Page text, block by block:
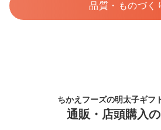
品質・ものづく
ちかえフーズの明太子ギフ
通販・店頭購入